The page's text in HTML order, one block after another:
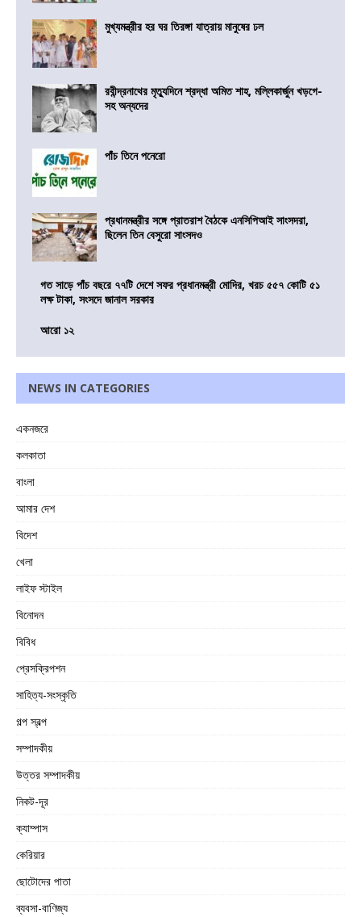
মুখ্যমন্ত্রীর হর ঘর তিরঙ্গা যাত্রায় মানুষের ঢল
রবীন্দ্রনাথের মৃত্যুদিনে শ্রদ্ধা অমিত শাহ, মল্লিকার্জুন খড়গে-
সহ অন্যদের
পাঁচ তিনে পনেরো
প্রধানমন্ত্রীর সঙ্গে প্রাতরাশ বৈঠকে এনসিপিআই সাংসদরা,
ছিলেন তিন বেসুরো সাংসদও
গত সাড়ে পাঁচ বছরে ৭৭টি দেশে সফর প্রধানমন্ত্রী মোদির, খরচ ৫৫৭ কোটি ৫১
লক্ষ টাকা, সংসদে জানাল সরকার
আরো ১২
NEWS IN CATEGORIES
একনজরে
কলকাতা
বাংলা
আমার দেশ
বিদেশ
খেলা
লাইফ স্টাইল
বিনোদন
বিবিধ
প্রেসক্রিপশন
সাহিত্য-সংস্কৃতি
গল্প স্বল্প
সম্পাদকীয়
উত্তর সম্পাদকীয়
নিকট-দূর
ক্যাম্পাস
কেরিয়ার
ছোটোদের পাতা
ব্যবসা-বাণিজ্য